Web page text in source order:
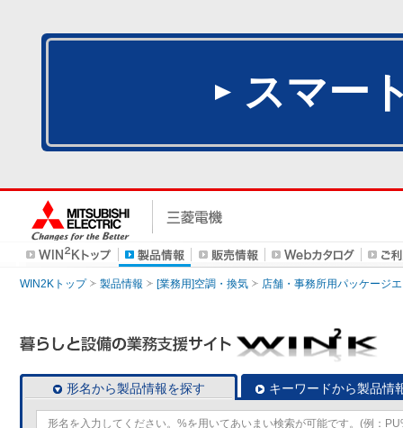
スマー
WIN2Kトップ 製品情報 [業務用]空調・換気 店舗・事務所用パッケージ
形名から製品情報を探す キーワードから製品情